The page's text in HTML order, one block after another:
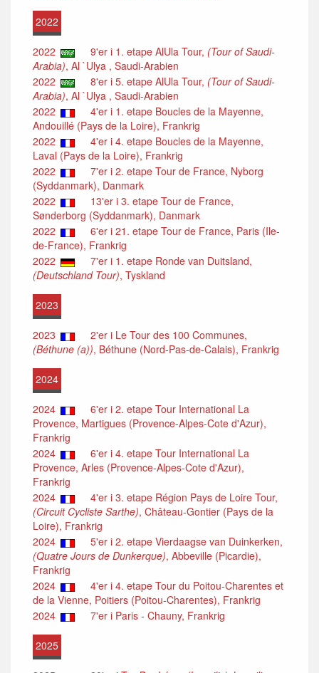
2022
2022 9'er i 1. etape AlUla Tour, (Tour of Saudi-
Arabia), Al `Ulya , Saudi-Arabien
2022
8'er i 5. etape AlUla Tour, (Tour of Saudi-
Arabia), Al `Ulya , Saudi-Arabien
2022
4'er i 1. etape Boucles de la Mayenne,
Andouillé (Pays de la Loire), Frankrig
2022
4'er i 4. etape Boucles de la Mayenne,
Laval (Pays de la Loire), Frankrig
2022
7'er i 2. etape Tour de France, Nyborg
(Syddanmark), Danmark
2022
13'er i 3. etape Tour de France,
Sønderborg (Syddanmark), Danmark
2022
6'er i 21. etape Tour de France, Paris (Ile-
de-France), Frankrig
2022
7'er i 1. etape Ronde van Duitsland,
(Deutschland Tour), Tyskland
2023
2023
2'er i Le Tour des 100 Communes,
(Béthune (a)), Béthune (Nord-Pas-de-Calais), Frankrig
2024
2024
6'er i 2. etape Tour International La
Provence, Martigues (Provence-Alpes-Cote d'Azur),
Frankrig
2024
6'er i 4. etape Tour International La
Provence, Arles (Provence-Alpes-Cote d'Azur),
Frankrig
2024
4'er i 3. etape Région Pays de Loire Tour,
(Circuit Cycliste Sarthe), Château-Gontier (Pays de la
Loire), Frankrig
2024
5'er i 2. etape Vierdaagse van Duinkerken,
(Quatre Jours de Dunkerque), Abbeville (Picardie),
Frankrig
2024
4'er i 4. etape Tour du Poitou-Charentes et
de la Vienne, Poitiers (Poitou-Charentes), Frankrig
2024
7'er i Paris - Chauny, Frankrig
2025